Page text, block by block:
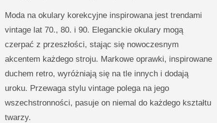
Moda na okulary korekcyjne inspirowana jest trendami
vintage lat 70., 80. i 90. Eleganckie okulary mogą
czerpać z przeszłości, stając się nowoczesnym
akcentem każdego stroju. Markowe oprawki, inspirowane
duchem retro, wyróżniają się na tle innych i dodają
uroku. Przewaga stylu vintage polega na jego
wszechstronności, pasuje on niemal do każdego kształtu
twarzy.